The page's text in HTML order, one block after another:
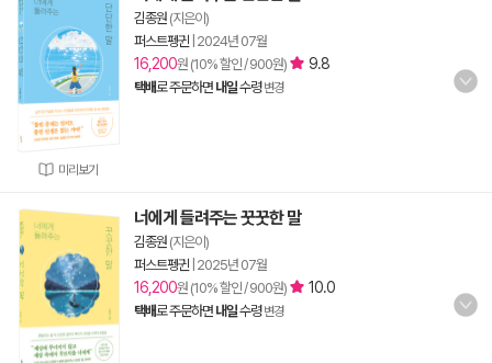
미리보기
김종원 (지은이)
퍼스트펭귄 2024년 07월
16,200원 (10% 할인 / 900원) 9.8
택배로 주문하면 내일수령 변경
너에게 들려주는 꿋꿋한 말
김종원 (지은이)
퍼스트펭귄 2025년 07월
16,200원 (10% 할인 / 900원) 10.0
택배로 주문하면 내일수령 변경